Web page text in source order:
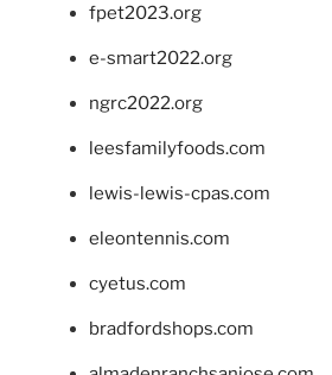
fpet2023.org
e-smart2022.org
ngrc2022.org
leesfamilyfoods.com
lewis-lewis-cpas.com
eleontennis.com
cyetus.com
bradfordshops.com